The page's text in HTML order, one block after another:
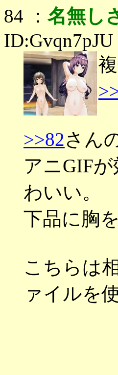
84 ： 名無し
ID:Gvqn7pJU
>>82さん
アニGIF
わいい。
下品に胸
こちらは
ァイルを